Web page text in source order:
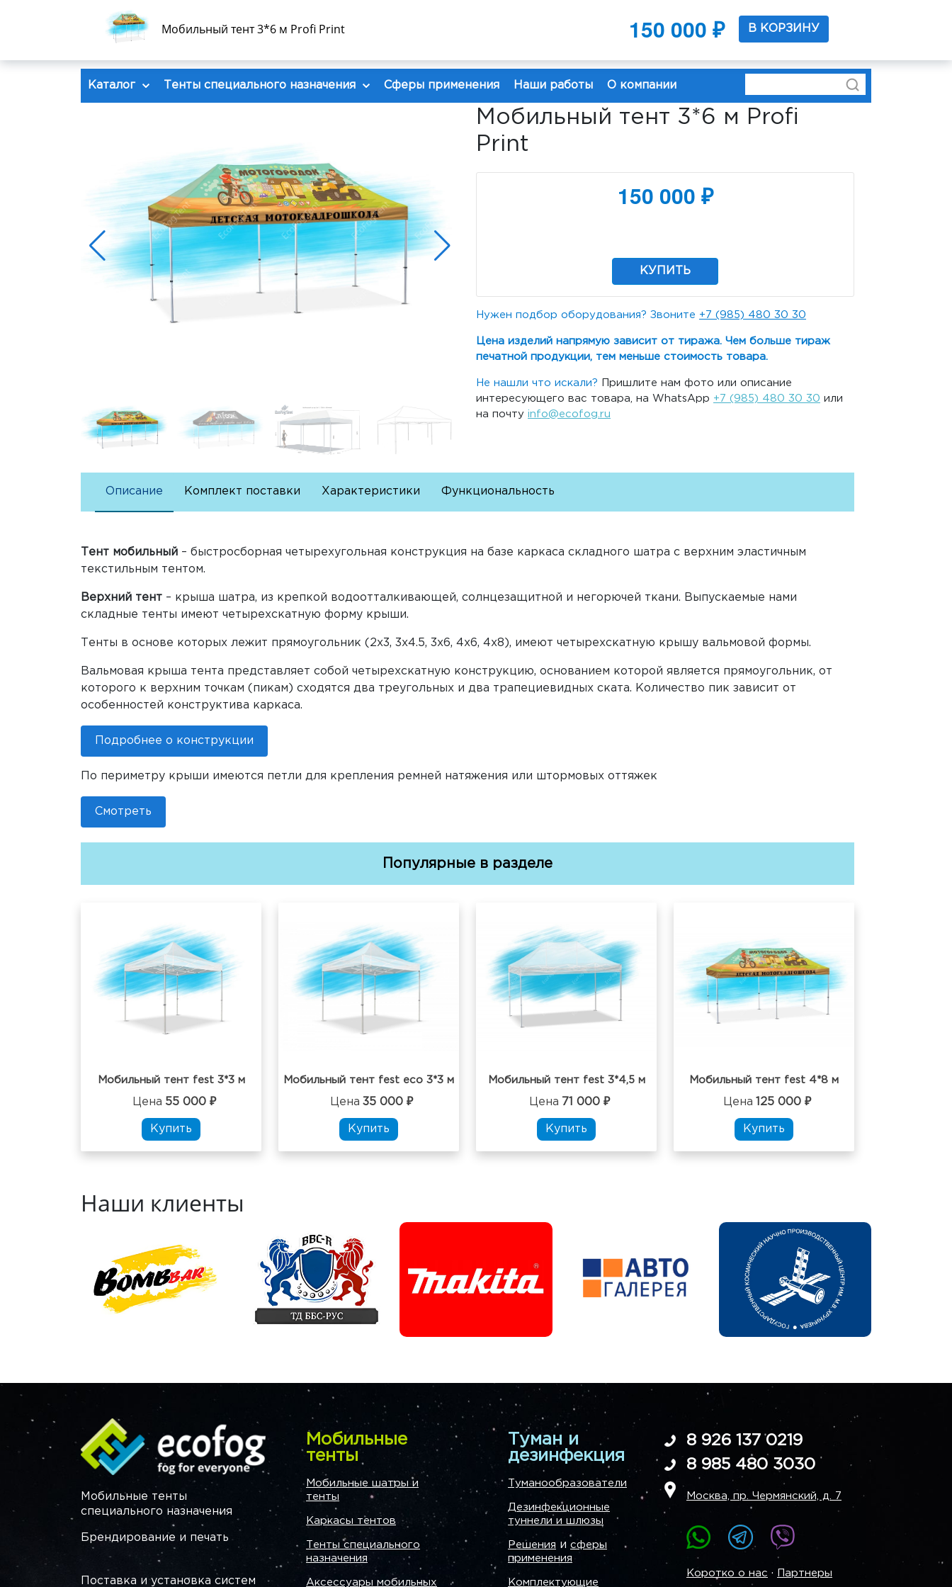
8 926 137 0219
Каталог Тенты специального назначения Сферы применения Наши работы О компании
Мобильный тент 3*6 м Profi
Print
150 000 ₽
КУПИТЬ
Нужен подбор оборудования? Звоните +7 (985) 480 30 30
Цена изделий напрямую зависит от тиража. Чем больше тираж
печатной продукции, тем меньше стоимость товара.
Не нашли что искали? Пришлите нам фото или описание
интересующего вас товара, на WhatsApp +7 (985) 480 30 30 или
на почту info@ecofog.ru
Описание Комплект поставки Характеристики Функциональность
Тент мобильный – быстросборная четырехугольная конструкция на базе каркаса складного шатра с верхним эластичным
текстильным тентом.
Верхний тент – крыша шатра, из крепкой водоотталкивающей, солнцезащитной и негорючей ткани. Выпускаемые нами
складные тенты имеют четырехскатную форму крыши.
Тенты в основе которых лежит прямоугольник (2х3, 3х4.5, 3х6, 4х6, 4х8), имеют четырехскатную крышу вальмовой формы.
Вальмовая крыша тента представляет собой четырехскатную конструкцию, основанием которой является прямоугольник, от
которого к верхним точкам (пикам) сходятся два треугольных и два трапециевидных ската. Количество пик зависит от
особенностей конструктива каркаса.
Подробнее о конструкции
По периметру крыши имеются петли для крепления ремней натяжения или штормовых оттяжек
Смотреть
Мобильный тент 3*6 м Profi Print 150 000 ₽ В КОРЗИНУ
Популярные в разделе
Мобильный тент fest 3*3 м
Цена 55 000 ₽
Купить
Мобильный тент fest eco 3*3 м
Цена 35 000 ₽
Купить
Мобильный тент fest 3*4,5 м
Цена 71 000 ₽
Купить
Мобильный тент fest 4*8 м
Цена 125 000 ₽
Купить
Наши клиенты
Мобильные тенты
специального назначения
Брендирование и печать
Поставка и установка систем
Мобильные
тенты
Мобильные шатры и
тенты
Каркасы тентов
Тенты специального
назначения
Аксессуары мобильных
Туман и
дезинфекция
Туманообразователи
Дезинфекционные
туннели и шлюзы
Решения и сферы
применения
Комплектующие
8 926 137 0219
8 985 480 3030
Москва, пр. Чермянский, д. 7
Коротко о нас · Партнеры